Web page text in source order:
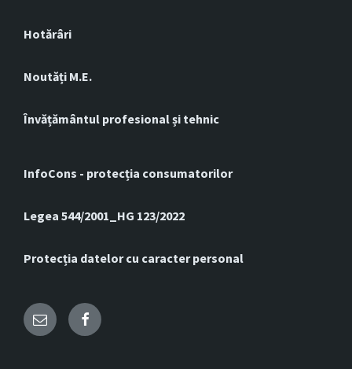
Hotărâri
Noutăți M.E.
Învățământul profesional și tehnic
InfoCons - protecția consumatorilor
Legea 544/2001_HG 123/2022
Protecția datelor cu caracter personal
Email Facebook